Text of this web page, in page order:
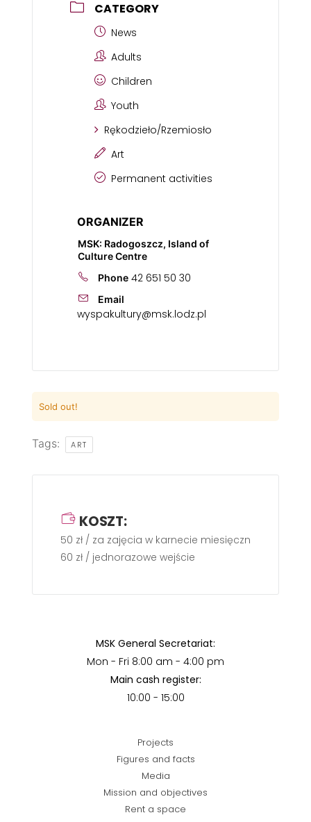
CATEGORY
News
Adults
Children
Youth
Rękodzieło/Rzemiosło
Art
Permanent activities
ORGANIZER
MSK: Radogoszcz, Island of
Culture Centre
Phone 42 651 50 30
Email
wyspakultury@msk.lodz.pl
Sold out!
Tags: ART
KOSZT:
50 zł / za zajęcia w karnecie miesięcznym
60 zł / jednorazowe wejście
MSK General Secretariat:
Mon - Fri 8:00 am - 4:00 pm
Main cash register:
10:00 - 15:00
Projects
Figures and facts
Media
Mission and objectives
Rent a space